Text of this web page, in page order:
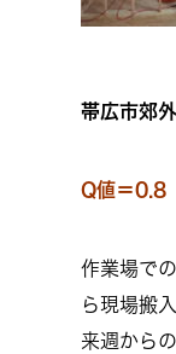
帯広市郊
Q値＝
作業場で
ら現場搬
来週から